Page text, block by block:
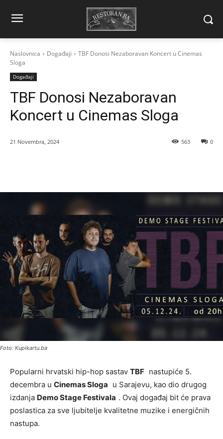
Naslovnica Događaji
TBF Donosi Nezaboravan Koncert u Cinemas
Sloga
Događaji
TBF Donosi Nezaboravan
Koncert u Cinemas Sloga
21 Novembra, 2024 0
563
Foto: Kupikartu.ba
Popularni hrvatski hip-hop sastav TBF nastupiće 5.
decembra u Cinemas Sloga u Sarajevu, kao dio drugog
izdanja Demo Stage Festivala . Ovaj događaj bit će prava
poslastica za sve ljubitelje kvalitetne muzike i energičnih
nastupa.